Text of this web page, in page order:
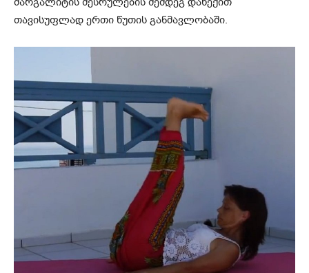
თავისუფლად ერთი წუთის განმავლობაში.